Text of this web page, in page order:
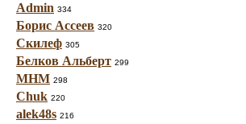
Admin 334
Борис Ассеев 320
Скилеф 305
Белков Альберт 299
МНМ 298
Chuk 220
alek48s 216